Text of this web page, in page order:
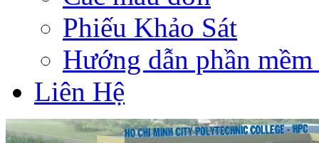
Phiếu Khảo Sát
Hướng dẫn phần
Liên Hệ